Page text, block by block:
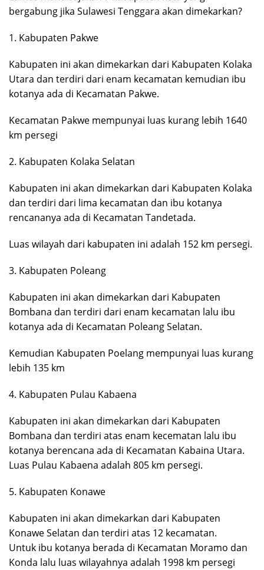
bergabung jika Sulawesi Tenggara akan dimekarkan?
1. Kabupaten Pakwe
Kabupaten ini akan dimekarkan dari Kabupaten Kolaka
Utara dan terdiri dari enam kecamatan kemudian ibu
kotanya ada di Kecamatan Pakwe.
Kecamatan Pakwe mempunyai luas kurang lebih 1640
km persegi
2. Kabupaten Kolaka Selatan
Kabupaten ini akan dimekarkan dari Kabupaten Kolaka
dan terdiri dari lima kecamatan dan ibu kotanya
rencananya ada di Kecamatan Tandetada.
Luas wilayah dari kabupaten ini adalah 152 km persegi.
3. Kabupaten Poleang
Kabupaten ini akan dimekarkan dari Kabupaten
Bombana dan terdiri dari enam kecamatan lalu ibu
kotanya ada di Kecamatan Poleang Selatan.
Kemudian Kabupaten Poelang mempunyai luas kurang
lebih 135 km
4. Kabupaten Pulau Kabaena
Kabupaten ini akan dimekarkan dari Kabupaten
Bombana dan terdiri atas enam kecematan lalu ibu
kotanya berencana ada di Kecamatan Kabaina Utara.
Luas Pulau Kabaena adalah 805 km persegi.
5. Kabupaten Konawe
Kabupaten ini akan dimekarkan dari Kabupaten
Konawe Selatan dan terdiri atas 12 kecamatan.
Untuk ibu kotanya berada di Kecamatan Moramo dan
Konda lalu luas wilayahnya adalah 1998 km persegi